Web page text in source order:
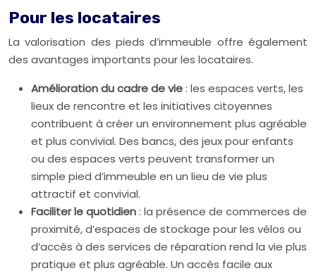
Pour les locataires
La valorisation des pieds d’immeuble offre également
des avantages importants pour les locataires.
Amélioration du cadre de vie: les espaces verts, les
lieux de rencontre et les initiatives citoyennes
contribuent à créer un environnement plus agréable
et plus convivial. Des bancs, des jeux pour enfants
ou des espaces verts peuvent transformer un
simple pied d’immeuble en un lieu de vie plus
attractif et convivial.
Faciliter le quotidien: la présence de commerces de
proximité, d’espaces de stockage pour les vélos ou
d’accès à des services de réparation rend la vie plus
pratique et plus agréable. Un accès facile aux